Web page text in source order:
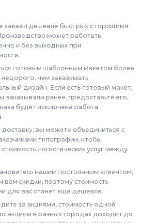
заказы дешевле быстрых с горящими
может работать
и без выходных при
готовым шаблонным макетом более
чем заказывать
дизайн. Если есть готовый макет,
заказывали ранее, предоставьте его,
будет исключена работа
доставку, вы можете объединиться с
типографии, чтобы
логистических услуг между
нашим постоянным клиентом,
вам скидки, поэтому стоимость
для вас станет еще дешевле.
за акциями, стоимость одной
акциям в разных городах доходит до